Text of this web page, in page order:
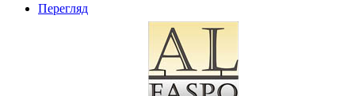
Перегляд